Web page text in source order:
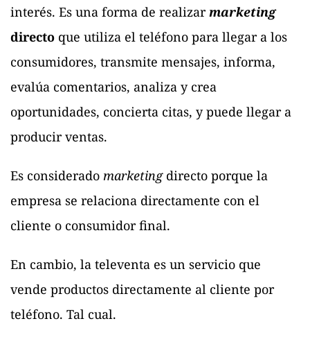
interés. Es una forma de realizarmarketing
directo que utiliza el teléfono para llegar a los
consumidores, transmite mensajes, informa,
evalúa comentarios, analiza y crea
oportunidades, concierta citas, y puede llegar a
producir ventas.
Es considerado marketing directo porque la
empresa se relaciona directamente con el
cliente o consumidor final.
En cambio, la televenta es un servicio que
vende productos directamente al cliente por
teléfono. Tal cual.